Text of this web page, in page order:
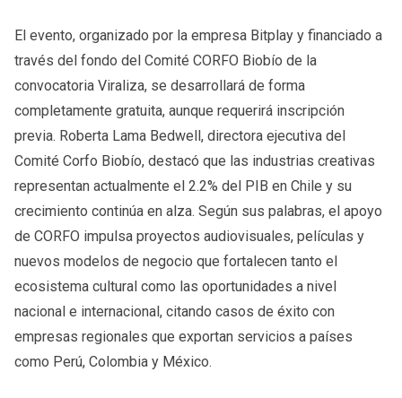
El evento, organizado por la empresa Bitplay y financiado a
través del fondo del Comité CORFO Biobío de la
convocatoria Viraliza, se desarrollará de forma
completamente gratuita, aunque requerirá inscripción
previa. Roberta Lama Bedwell, directora ejecutiva del
Comité Corfo Biobío, destacó que las industrias creativas
representan actualmente el 2.2% del PIB en Chile y su
crecimiento continúa en alza. Según sus palabras, el apoyo
de CORFO impulsa proyectos audiovisuales, películas y
nuevos modelos de negocio que fortalecen tanto el
ecosistema cultural como las oportunidades a nivel
nacional e internacional, citando casos de éxito con
empresas regionales que exportan servicios a países
como Perú, Colombia y México.